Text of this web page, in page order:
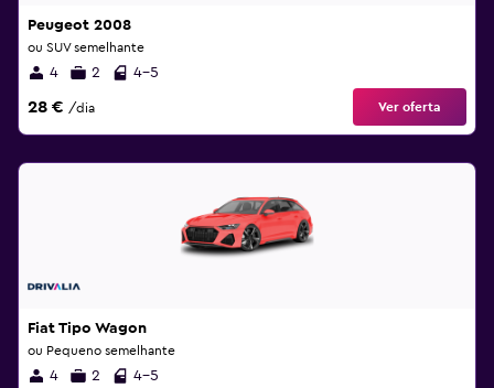
Peugeot 2008
ou SUV semelhante
4 2 4-5
28 € /dia Ver oferta
Fiat Tipo Wagon
ou Pequeno semelhante
4 2 4-5